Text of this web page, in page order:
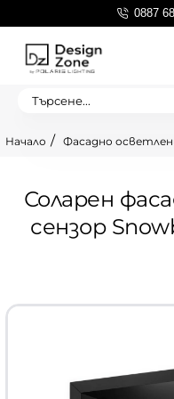
0887
Търсене...
Соларен
сензор
Фасадно